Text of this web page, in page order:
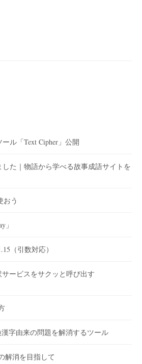
ル「Text Cipher」公開
た｜物語から学べる故事成語サイトを
おう
」
（引数対応）
ービスをサクッと呼び出す
字由来の問題を解消するツール
解消を目指して